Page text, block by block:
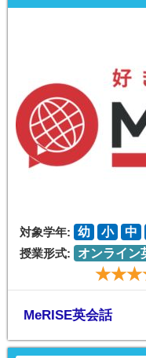
対象学年: 幼 小 中
授業形式:
オンライン
MeRISE英会話